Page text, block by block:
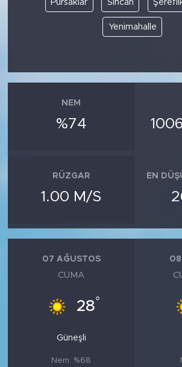
Pursaklar Sincan
Yenimahalle
NEM
%74
RÜZGAR
1.00 M/S
EN
07 AĞUSTOS
CUMA
28°
Güneşli
Nem: %68
08
TARİH
MEDYA KÖŞESİ